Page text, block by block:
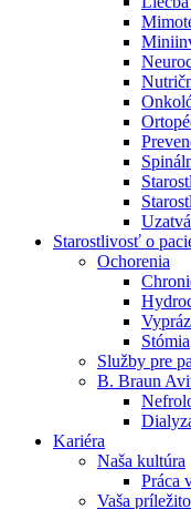
Nefrologické
V nefrologických
a prípravu
obličiek. Zvoľte si
Starostlivosť o
Ochorenia
Stómia
Služby pre
B. Braun
Kariéra
Naša kultúra
Práca
Vaša